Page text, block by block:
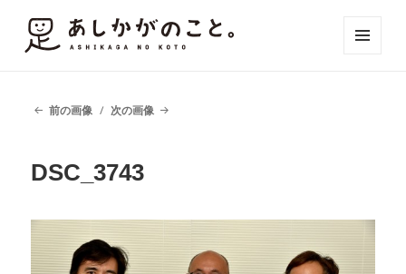
前の画像 次の画像
DSC_3743